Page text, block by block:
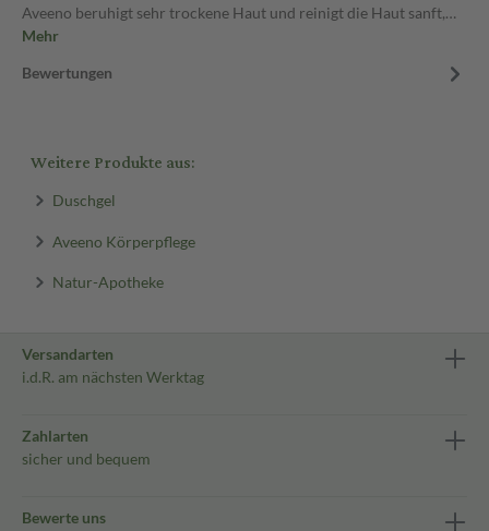
Aveeno beruhigt sehr trockene Haut und reinigt die Haut sanft,…
Mehr
Bewertungen
Weitere Produkte aus:
Duschgel
Aveeno Körperpflege
Natur-Apotheke
Versandarten
i.d.R. am nächsten Werktag
Zahlarten
sicher und bequem
Bewerte uns